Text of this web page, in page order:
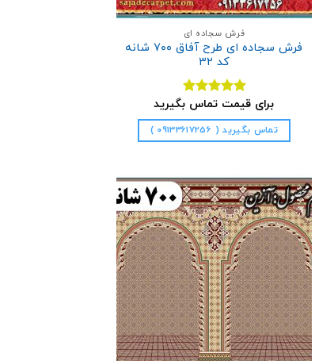
فرش سجاده ای
فرش سجاده ای طرح آفاق ۷۰۰ شانه
کد ۳۲
نمره5.00
از 5
برای قیمت تماس بگیرید
تماس بگیرید ( 09133617256 )
افزودن
به
علاقه
مندی
ها